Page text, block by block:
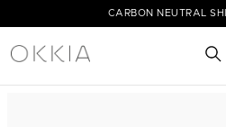
CARBON NEUTRAL